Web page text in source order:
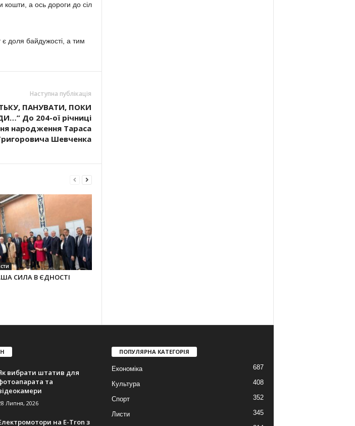
а ось дороги до сіл
доля байдужості, а тим
Наступна публікація
ПАНУВАТИ, ПОКИ
До 204-ої річниці
народження Тараса
Шевченка
СИЛА В ЄДНОСТІ
вибрати штатив для
та
Липня, 2026
на E-Tron з
ПОПУЛЯРНА КАТЕГОРІЯ
Економіка 687
Культура 408
Спорт 352
Листи 345